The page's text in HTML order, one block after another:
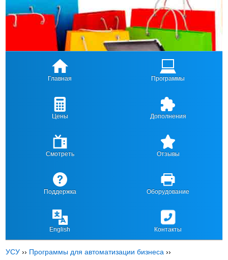
Главная Программы
Цены Дополнения
Смотреть Отзывы
Поддержка Оборудование
English Контакты
УСУ ›› Программы для автоматизации бизнеса ››